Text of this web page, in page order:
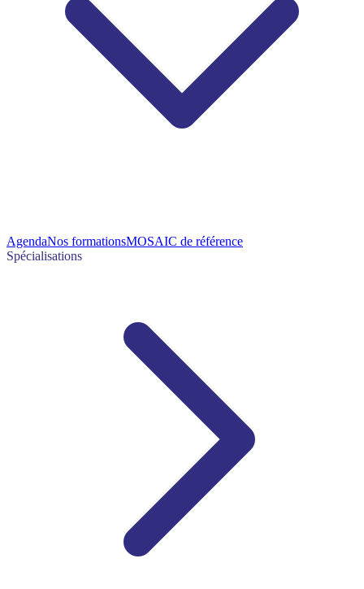
AgendaNos formationsMOSAIC de référence
Spécialisations